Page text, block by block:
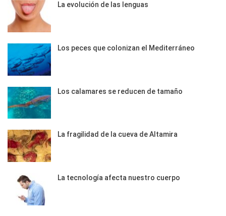
La evolución de las lenguas
Los peces que colonizan el Mediterráneo
Los calamares se reducen de tamaño
La fragilidad de la cueva de Altamira
La tecnología afecta nuestro cuerpo